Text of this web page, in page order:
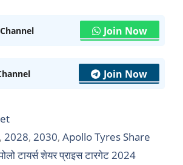
Join Now
Join Now
,2028,2030,Apollo Tyres Share
टायर्स शेयर प्राइस टारगेट 2024